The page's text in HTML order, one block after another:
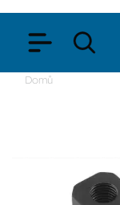
Domů